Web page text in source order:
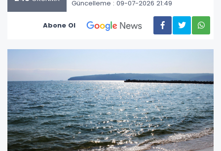
Güncelleme : 09-07-2026 21:49
Abone Ol